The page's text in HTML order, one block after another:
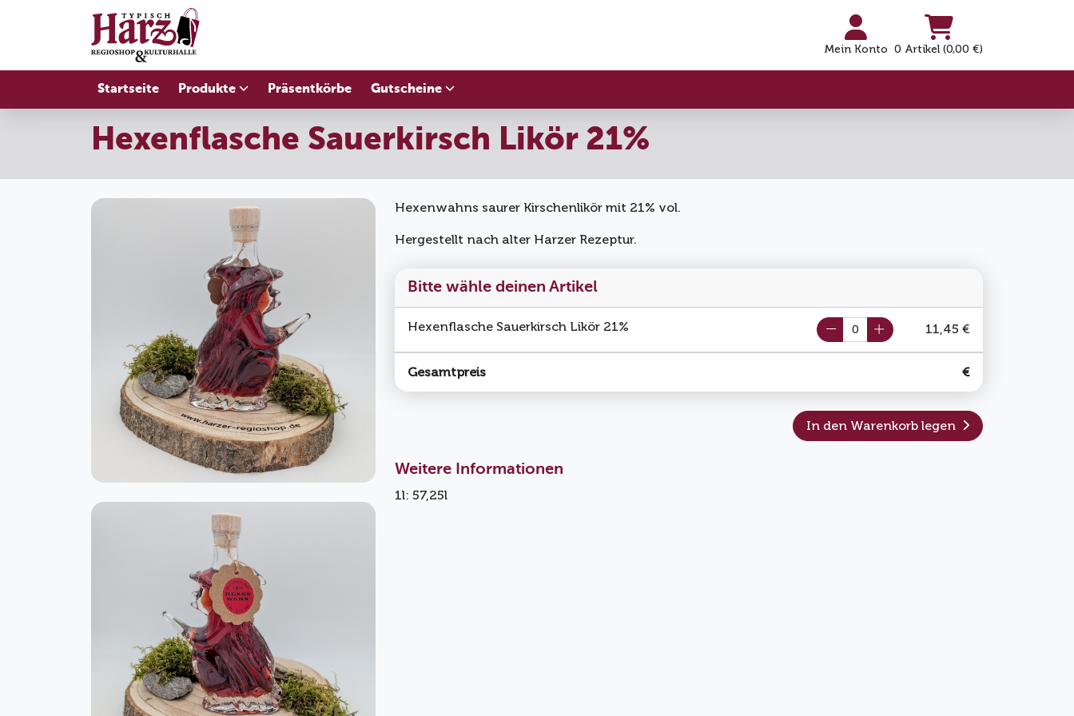
Mein Konto 0 Artikel (0,00 €)
Startseite Produkte Präsentkörbe Gutscheine
Hexenflasche Sauerkirsch Likör 21%
Hexenwahns saurer Kirschenlikör mit 21% vol.
Hergestellt nach alter Harzer Rezeptur.
Bitte wähle deinen Artikel
Hexenflasche Sauerkirsch Likör 21% 11,45 €
Gesamtpreis €
In den Warenkorb legen
Weitere Informationen
1l: 57,25l